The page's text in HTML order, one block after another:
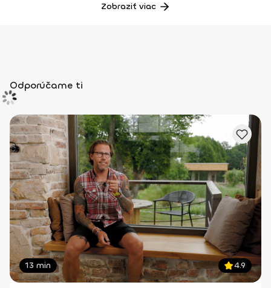
Zobraziť viac
Odporúčame ti
13 min 4.9